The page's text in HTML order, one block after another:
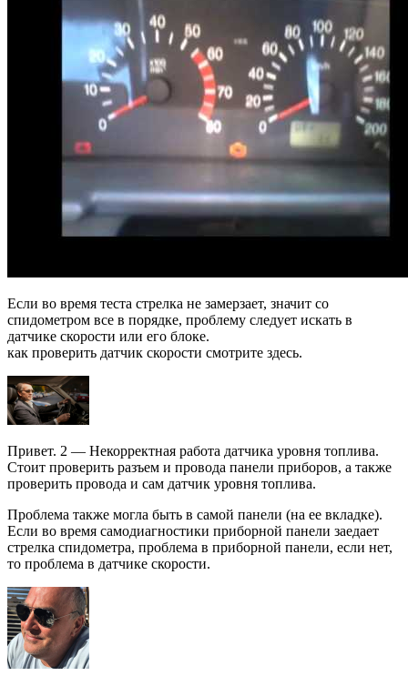
Если во время теста стрелка не замерзает, значит со
спидометром все в порядке, проблему следует искать в
датчике скорости или его блоке.
как проверить датчик скорости смотрите здесь.
Привет. 2 — Некорректная работа датчика уровня топлива.
Стоит проверить разъем и провода панели приборов, а также
проверить провода и сам датчик уровня топлива.
Проблема также могла быть в самой панели (на ее вкладке).
Если во время самодиагностики приборной панели заедает
стрелка спидометра, проблема в приборной панели, если нет,
то проблема в датчике скорости.